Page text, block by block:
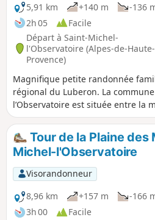
5,91 km
+140 m
-136
2h 05
Facile
Départ à Saint-Michel-
l'Observatoire (Alpes-de-Haute-
Provence)
Magnifique petite randonnée
régional du Luberon. La
l’Observatoire est située entre la
massif du Luberon. Les
nature provençale et de
parcours.
Tour de la Plaine des
Michel-l'Observatoire
Visorandonneur
8,96 km
+157 m
-166
3h 00
Facile